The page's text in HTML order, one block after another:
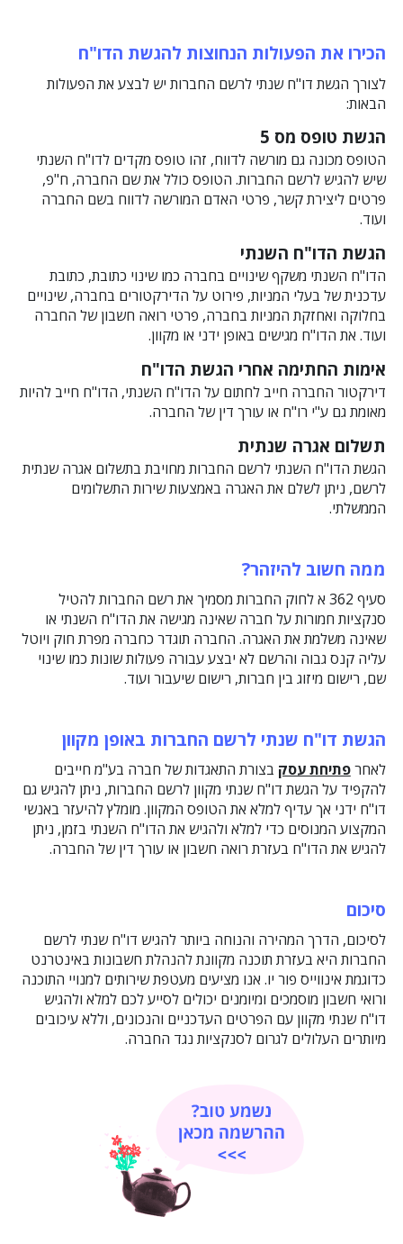
הכירו את הפעולות הנחוצות להגשת הדו"ח
לצורך הגשת דו"ח שנתי לרשם החברות יש לבצע את הפעולות
הבאות:
הגשת טופס מס 5
הטופס מכונה גם מורשה לדווח, זהו טופס מקדים לדו"ח השנתי
שיש להגיש לרשם החברות. הטופס כולל את שם החברה, ח"פ,
פרטים ליצירת קשר, פרטי האדם המורשה לדווח בשם החברה
ועוד.
הגשת הדו"ח השנתי
הדו"ח השנתי משקף שינויים בחברה כמו שינוי כתובת, כתובת
עדכנית של בעלי המניות, פירוט על הדירקטורים בחברה, שינויים
בחלוקה ואחזקת המניות בחברה, פרטי רואה חשבון של החברה
ועוד. את הדו"ח מגישים באופן ידני או מקוון.
אימות החתימה אחרי הגשת הדו"ח
דירקטור החברה חייב לחתום על הדו"ח השנתי, הדו"ח חייב להיות
מאומת גם ע"י רו"ח או עורך דין של החברה.
תשלום אגרה שנתית
הגשת הדו"ח השנתי לרשם החברות מחויבת בתשלום אגרה שנתית
לרשם, ניתן לשלם את האגרה באמצעות שירות התשלומים
הממשלתי.
ממה חשוב להיזהר?
סעיף 362 א לחוק החברות מסמיך את רשם החברות להטיל
סנקציות חמורות על חברה שאינה מגישה את הדו"ח השנתי או
שאינה משלמת את האגרה. החברה תוגדר כחברה מפרת חוק ויוטל
עליה קנס גבוה והרשם לא יבצע עבורה פעולות שונות כמו שינוי
שם, רישום מיזוג בין חברות, רישום שיעבור ועוד.
הגשת דו"ח שנתי לרשם החברות באופן מקוון
לאחרפתיחת עסק בצורת התאגדות של חברה בע"מ חייבים
להקפיד על הגשת דו"ח שנתי מקוון לרשם החברות, ניתן להגיש גם
דו"ח ידני אך עדיף למלא את הטופס המקוון. מומלץ להיעזר באנשי
המקצוע המנוסים כדי למלא ולהגיש את הדו"ח השנתי בזמן, ניתן
להגיש את הדו"ח בעזרת רואה חשבון או עורך דין של החברה.
סיכום
לסיכום, הדרך המהירה והנוחה ביותר להגיש דו"ח שנתי לרשם
החברות היא בעזרת תוכנה מקוונת להנהלת חשבונות באינטרנט
כדוגמת אינווייס פור יו. אנו מציעים מעטפת שירותים למנויי התוכנה
ורואי חשבון מוסמכים ומיומנים יכולים לסייע לכם למלא ולהגיש
דו"ח שנתי מקוון עם הפרטים העדכניים והנכונים, וללא עיכובים
מיותרים העלולים לגרום לסנקציות נגד החברה.